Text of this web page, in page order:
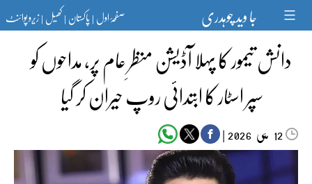
content جا وید چوہدری صفحۂ اول|پاکستان|کھیل|زیرو پوائنٹ
دانش تیمور کا پہلا آڈیشن منظرِ عام پر، مداحوں کو
سپر اسٹار کا ابتدائی روپ حیران کر گیا
12 مئی‬‮ |